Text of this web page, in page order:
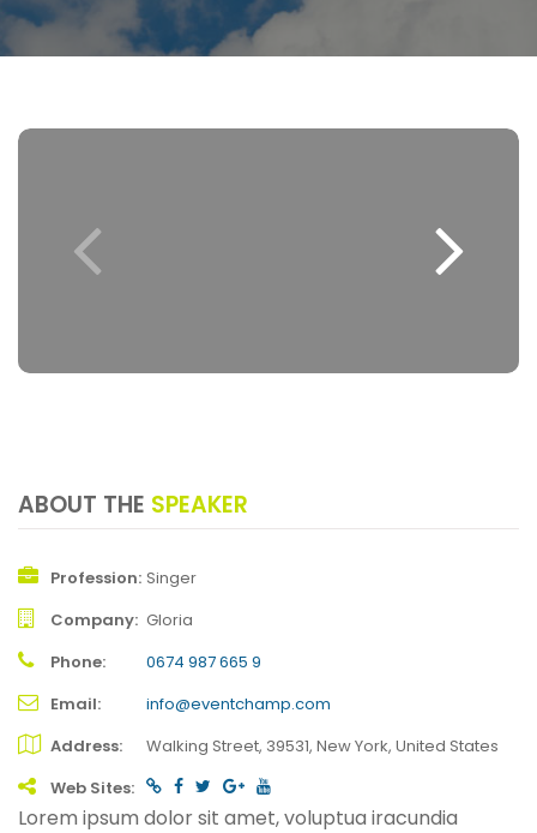
ABOUT THE SPEAKER
Profession Singer
Company Gloria
Phone
0674 987 665 9
Email
info@eventchamp.com
Address
Walking Street, 39531, New York, United States
Web Sites
Lorem ipsum dolor sit amet, voluptua iracundia